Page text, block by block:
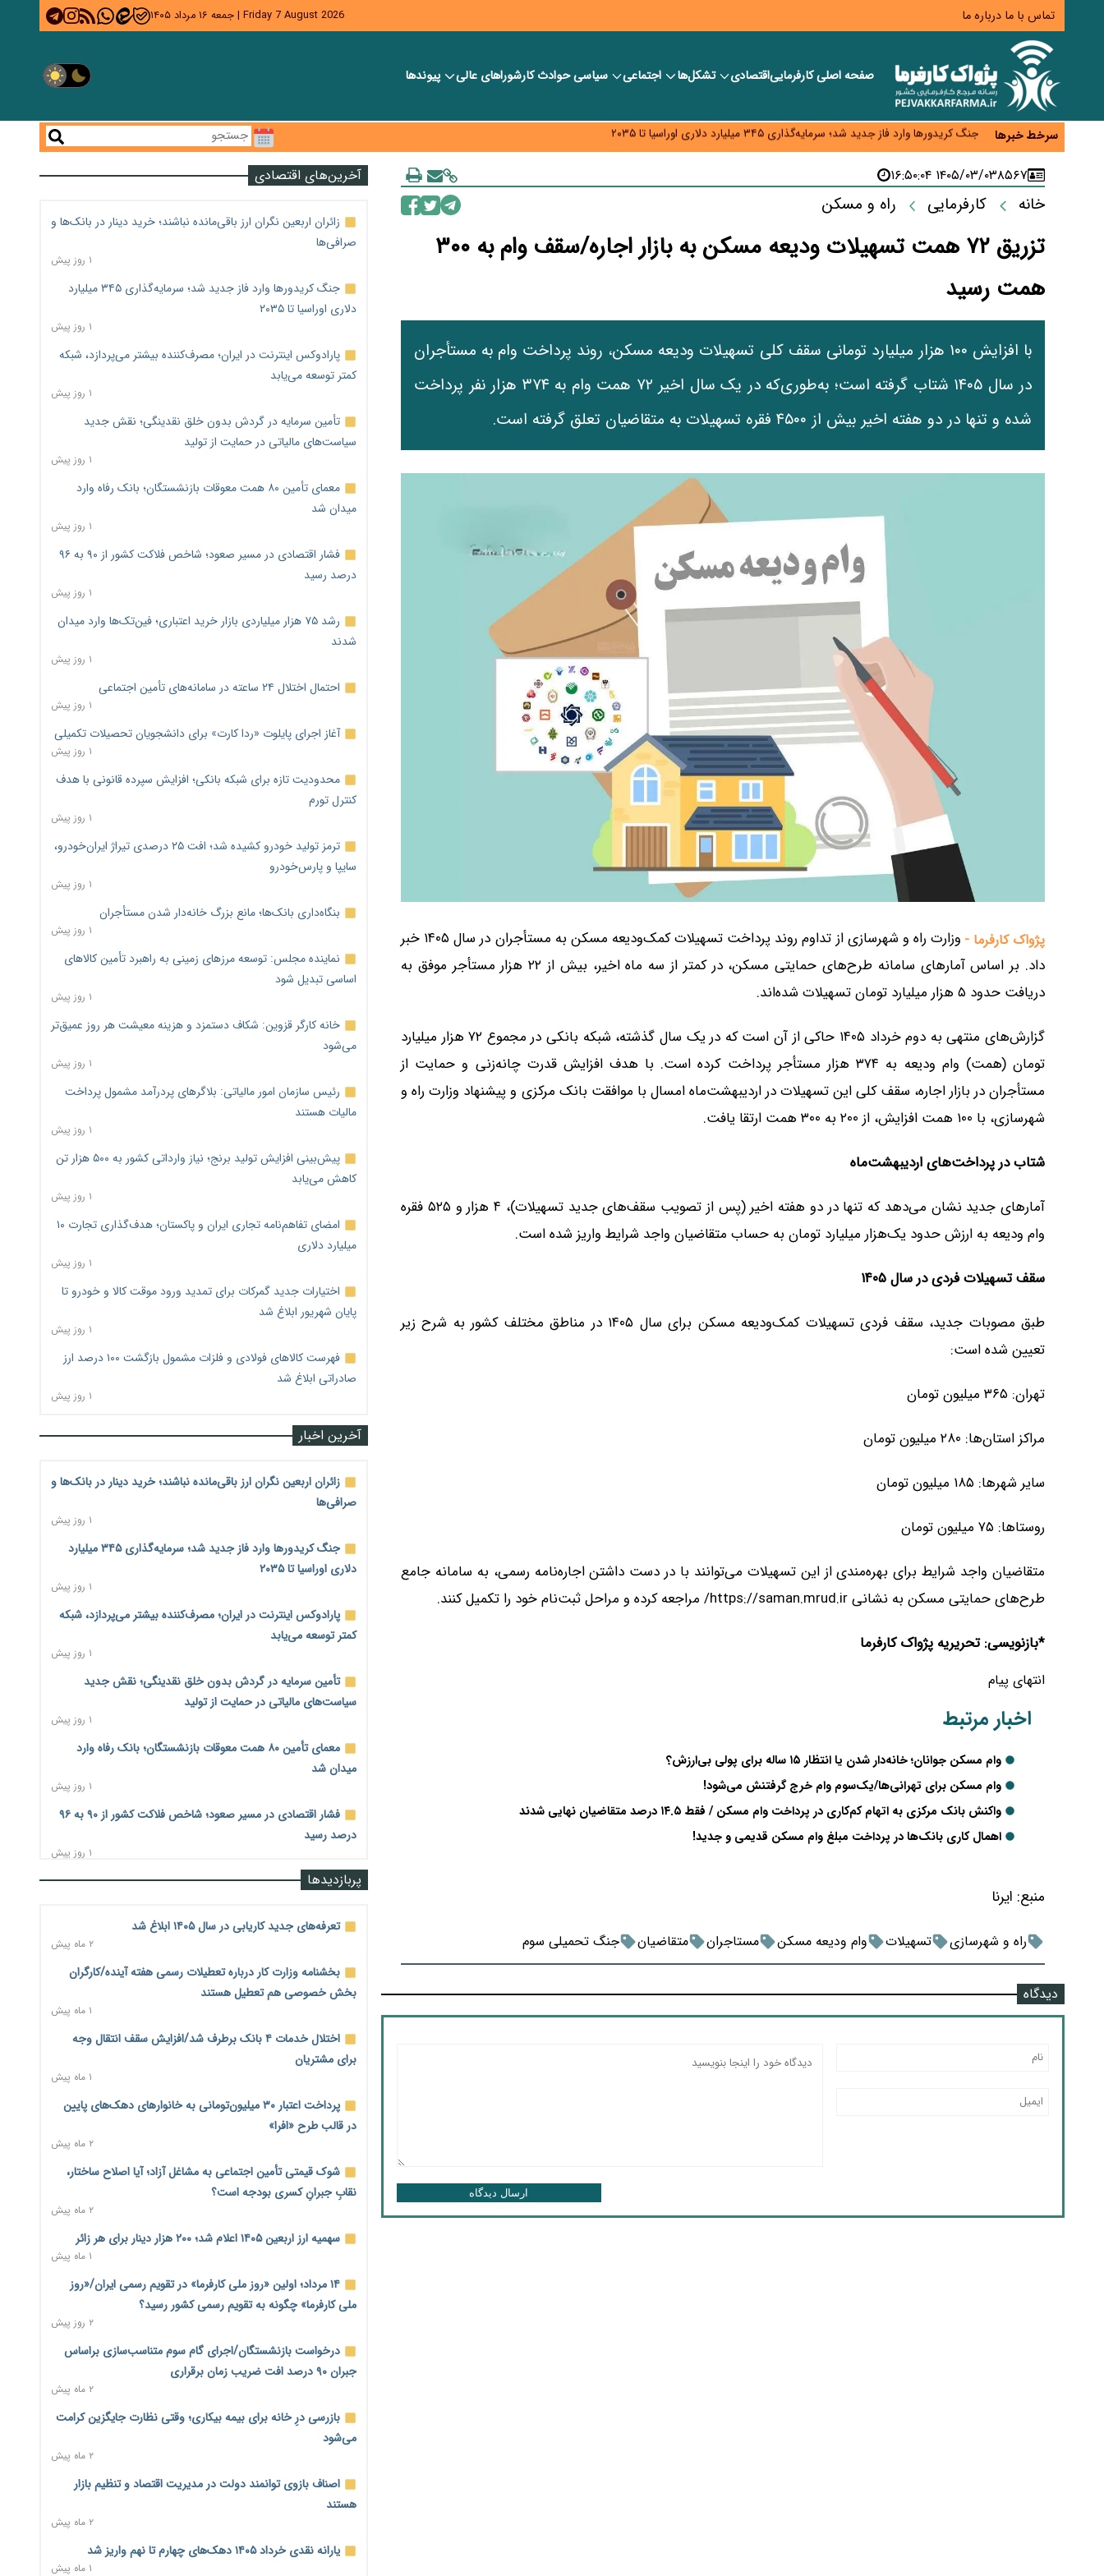
تماس با ما درباره ما Friday 7 August 2026
| جمعه ۱۶ مرداد ۱۴۰۵
صفحه اصلیکارفرماییاقتصادی تشکل‌ها اجتماعی سیاسیحوادث کارشورا‎های عالی پیوندها
سرخط خبرها
زائران اربعین نگران ارز باقی‌مانده نباشند؛ خرید دینار در بانک‌ها و صرافی‌ها
جنگ کریدورها وارد فاز جدید شد؛ سرمایه‌گذاری ۳۴۵ میلیارد دلاری اوراسیا تا ۲۰۳۵
پارادوکس اینترنت در ایران؛ مصرف‌کننده بیشتر می‌پردازد، شبکه کمتر توسعه می‌یابد
تأمین سرمایه در گردش بدون خلق نقدینگی؛ نقش جدید سیاست‌های مالیاتی در حمایت از تولید
معمای تأمین ۸۰ همت معوقات بازنشستگان؛ بانک رفاه وارد میدان شد
۸۵۶۷۱۴۰۵/۰۳/۰۳ ۱۶:۵۰:۰۴
خانه کارفرمایی راه و مسکن
تزریق ۷۲ همت تسهیلات ودیعه مسکن به بازار اجاره/سقف وام به ۳۰۰
همت رسید
با افزایش ۱۰۰ هزار میلیارد تومانی سقف کلی تسهیلات ودیعه مسکن، روند پرداخت وام به مستأجران
در سال ۱۴۰۵ شتاب گرفته است؛ به‌طوری‌که در یک سال اخیر ۷۲ همت وام به ۳۷۴ هزار نفر پرداخت
شده و تنها در دو هفته اخیر بیش از ۴۵۰۰ فقره تسهیلات به متقاضیان تعلق گرفته است.
پژواک کارفرما -
وزارت راه و شهرسازی از تداوم روند پرداخت تسهیلات کمک‌ودیعه مسکن به مستأجران در سال ۱۴۰۵ خبر
داد. بر اساس آمارهای سامانه طرح‌های حمایتی مسکن، در کمتر از سه ماه اخیر، بیش از ۲۲ هزار مستأجر موفق به
دریافت حدود ۵ هزار میلیارد تومان تسهیلات شده‌اند.
گزارش‌های منتهی به دوم خرداد ۱۴۰۵ حاکی از آن است که در یک سال گذشته، شبکه بانکی در مجموع ۷۲ هزار میلیارد
تومان (همت) وام ودیعه به ۳۷۴ هزار مستأجر پرداخت کرده است. با هدف افزایش قدرت چانه‌زنی و حمایت از
مستأجران در بازار اجاره، سقف کلی این تسهیلات در اردیبهشت‌ماه امسال با موافقت بانک مرکزی و پیشنهاد وزارت راه و
شهرسازی، با ۱۰۰ همت افزایش، از ۲۰۰ به ۳۰۰ همت ارتقا یافت.
شتاب در پرداخت‌های اردیبهشت‌ماه
آمارهای جدید نشان می‌دهد که تنها در دو هفته اخیر (پس از تصویب سقف‌های جدید تسهیلات)، ۴ هزار و ۵۲۵ فقره
وام ودیعه به ارزش حدود یک‌هزار میلیارد تومان به حساب متقاضیان واجد شرایط واریز شده است.
سقف تسهیلات فردی در سال ۱۴۰۵
طبق مصوبات جدید، سقف فردی تسهیلات کمک‌ودیعه مسکن برای سال ۱۴۰۵ در مناطق مختلف کشور به شرح زیر
تعیین شده است:
تهران: ۳۶۵ میلیون تومان
مراکز استان‌ها: ۲۸۰ میلیون تومان
سایر شهرها: ۱۸۵ میلیون تومان
روستاها: ۷۵ میلیون تومان
متقاضیان واجد شرایط برای بهره‌مندی از این تسهیلات می‌توانند با در دست داشتن اجاره‌نامه رسمی، به سامانه جامع
طرح‌های حمایتی مسکن به نشانی https://saman.mrud.ir/ مراجعه کرده و مراحل ثبت‌نام خود را تکمیل کنند.
*بازنویسی: تحریریه پژواک کارفرما
انتهای پیام
اخبار مرتبط
وام مسکن جوانان؛ خانه‌دار شدن یا انتظار ۱۵ ساله برای پولی بی‌ارزش؟
وام مسکن برای تهرانی‌ها/یک‌سوم وام خرج گرفتنش می‌شود!
واکنش بانک مرکزی به اتهام کم‌کاری در پرداخت وام مسکن / فقط ۱۴.۵ درصد متقاضیان نهایی شدند
اهمال کاری بانک‌ها در پرداخت مبلغ وام مسکن قدیمی و جدید!
منبع: ایرنا
راه و شهرسازی تسهیلات وام ودیعه مسکن مستاجران متقاضیان جنگ تحمیلی سوم
دیدگاه
ارسال دیدگاه
آخرین‌های اقتصادی
زائران اربعین نگران ارز باقی‌مانده نباشند؛ خرید دینار در بانک‌ها و
صرافی‌ها
۱ روز پیش
جنگ کریدورها وارد فاز جدید شد؛ سرمایه‌گذاری ۳۴۵ میلیارد
دلاری اوراسیا تا ۲۰۳۵
۱ روز پیش
پارادوکس اینترنت در ایران؛ مصرف‌کننده بیشتر می‌پردازد، شبکه
کمتر توسعه می‌یابد
۱ روز پیش
تأمین سرمایه در گردش بدون خلق نقدینگی؛ نقش جدید
سیاست‌های مالیاتی در حمایت از تولید
۱ روز پیش
معمای تأمین ۸۰ همت معوقات بازنشستگان؛ بانک رفاه وارد
میدان شد
۱ روز پیش
فشار اقتصادی در مسیر صعود؛ شاخص فلاکت کشور از ۹۰ به ۹۶
درصد رسید
۱ روز پیش
رشد ۷۵ هزار میلیاردی بازار خرید اعتباری؛ فین‌تک‌ها وارد میدان
شدند
۱ روز پیش
احتمال اختلال ۲۴ ساعته در سامانه‌های تأمین اجتماعی
۱ روز پیش
آغاز اجرای پایلوت «ردا کارت» برای دانشجویان تحصیلات تکمیلی
۱ روز پیش
محدودیت تازه برای شبکه بانکی؛ افزایش سپرده قانونی با هدف
کنترل تورم
۱ روز پیش
ترمز تولید خودرو کشیده شد؛ افت ۲۵ درصدی تیراژ ایران‌خودرو،
سایپا و پارس‌خودرو
۱ روز پیش
بنگاه‌داری بانک‌ها؛ مانع بزرگ خانه‌دار شدن مستأجران
۱ روز پیش
نماینده مجلس: توسعه مرزهای زمینی به راهبرد تأمین کالاهای
اساسی تبدیل شود
۱ روز پیش
خانه کارگر قزوین: شکاف دستمزد و هزینه معیشت هر روز عمیق‌تر
می‌شود
۱ روز پیش
رئیس سازمان امور مالیاتی: بلاگرهای پردرآمد مشمول پرداخت
مالیات هستند
۱ روز پیش
پیش‌بینی افزایش تولید برنج؛ نیاز وارداتی کشور به ۵۰۰ هزار تن
کاهش می‌یابد
۱ روز پیش
امضای تفاهم‌نامه تجاری ایران و پاکستان؛ هدف‌گذاری تجارت ۱۰
میلیارد دلاری
۱ روز پیش
اختیارات جدید گمرکات برای تمدید ورود موقت کالا و خودرو تا
پایان شهریور ابلاغ شد
۱ روز پیش
فهرست کالاهای فولادی و فلزات مشمول بازگشت ۱۰۰ درصد ارز
صادراتی ابلاغ شد
۱ روز پیش
آخرین اخبار
زائران اربعین نگران ارز باقی‌مانده نباشند؛ خرید دینار در بانک‌ها و
صرافی‌ها
۱ روز پیش
جنگ کریدورها وارد فاز جدید شد؛ سرمایه‌گذاری ۳۴۵ میلیارد
دلاری اوراسیا تا ۲۰۳۵
۱ روز پیش
پارادوکس اینترنت در ایران؛ مصرف‌کننده بیشتر می‌پردازد، شبکه
کمتر توسعه می‌یابد
۱ روز پیش
تأمین سرمایه در گردش بدون خلق نقدینگی؛ نقش جدید
سیاست‌های مالیاتی در حمایت از تولید
۱ روز پیش
معمای تأمین ۸۰ همت معوقات بازنشستگان؛ بانک رفاه وارد
میدان شد
۱ روز پیش
فشار اقتصادی در مسیر صعود؛ شاخص فلاکت کشور از ۹۰ به ۹۶
درصد رسید
۱ روز پیش
رشد ۷۵ هزار میلیاردی بازار خرید اعتباری؛ فین‌تک‌ها وارد میدان
۱ روز پیش
آغاز اجرای پایلوت «ردا کارت» برای دانشجویان تحصیلات تکمیلی
۱ روز پیش
محدودیت تازه برای شبکه بانکی؛ افزایش سپرده قانونی با هدف
کنترل تورم
۱ روز پیش
ترمز تولید خودرو کشیده شد؛ افت ۲۵ درصدی تیراژ ایران‌خودرو،
سایپا و پارس‌خودرو
۱ روز پیش
بنگاه‌داری بانک‌ها؛ مانع بزرگ خانه‌دار شدن مستأجران
نماینده مجلس: توسعه مرزهای زمینی به راهبرد تأمین کالاهای
اساسی تبدیل شود
۱ روز پیش
خانه کارگر قزوین: شکاف دستمزد و هزینه معیشت هر روز عمیق‌تر
می‌شود
۱ روز پیش
رئیس سازمان امور مالیاتی: بلاگرهای پردرآمد مشمول پرداخت
مالیات هستند
۱ روز پیش
پیش‌بینی افزایش تولید برنج؛ نیاز وارداتی کشور به ۵۰۰ هزار تن
کاهش می‌یابد
۱ روز پیش
میلیارد دلاری
۱ روز پیش
اختیارات جدید گمرکات برای تمدید ورود موقت کالا و خودرو تا
پربازدیدها
تعرفه‌های جدید کاریابی در سال ۱۴۰۵ ابلاغ شد
۲ ماه پیش
بخشنامه وزارت کار درباره تعطیلات رسمی هفته آینده/کارگران
بخش خصوصی هم تعطیل هستند
۱ ماه پیش
اختلال خدمات ۴ بانک برطرف شد/افزایش سقف انتقال وجه
برای مشتریان
۱ ماه پیش
پرداخت اعتبار ۳۰ میلیون‌تومانی به خانوارهای دهک‌های پایین
در قالب طرح «افرا»
۲ ماه پیش
شوک قیمتی تأمین اجتماعی به مشاغل آزاد؛ آیا اصلاح ساختار،
نقابِ جبرانِ کسری بودجه است؟
۲ ماه پیش
سهمیه ارز اربعین ۱۴۰۵ اعلام شد؛ ۲۰۰ هزار دینار برای هر زائر
۱ ماه پیش
۱۴ مرداد؛ اولین «روز ملی کارفرما» در تقویم رسمی ایران/«روز
ملی کارفرما» چگونه به تقویم رسمی کشور رسید؟
۲ روز پیش
درخواست بازنشستگان/اجرای گام سوم متناسب‌سازی براساس
جبران ۹۰ درصد افت ضریب زمان برقراری
۲ ماه پیش
بازرسی درِ خانه برای بیمه بیکاری؛ وقتی نظارت جایگزین کرامت
می‌شود
۲ ماه پیش
اصناف بازوی توانمند دولت در مدیریت اقتصاد و تنظیم بازار
هستند
۲ ماه پیش
یارانه نقدی خرداد ۱۴۰۵ دهک‌های چهارم تا نهم واریز شد
۱ ماه پیش